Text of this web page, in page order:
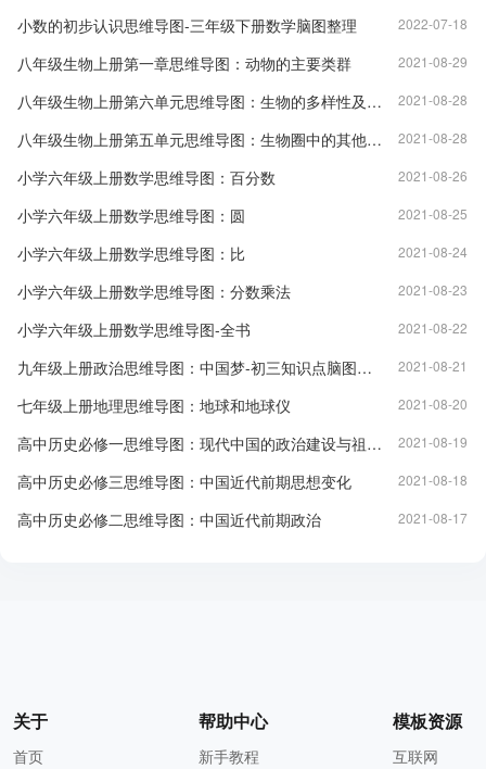
小数的初步认识思维导图-三年级下册数学脑图整理 2022-07-18
八年级生物上册第一章思维导图：动物的主要类群 2021-08-29
八年级生物上册第六单元思维导图：生物的多样性及其保护 2021-08-28
八年级生物上册第五单元思维导图：生物圈中的其他生物 2021-08-28
小学六年级上册数学思维导图：百分数 2021-08-26
小学六年级上册数学思维导图：圆 2021-08-25
小学六年级上册数学思维导图：比 2021-08-24
小学六年级上册数学思维导图：分数乘法 2021-08-23
小学六年级上册数学思维导图-全书 2021-08-22
九年级上册政治思维导图：中国梦-初三知识点脑图整理 2021-08-21
七年级上册地理思维导图：地球和地球仪 2021-08-20
高中历史必修一思维导图：现代中国的政治建设与祖国统一 2021-08-19
高中历史必修三思维导图：中国近代前期思想变化 2021-08-18
高中历史必修二思维导图：中国近代前期政治 2021-08-17
关于
首页
帮助中心
新手教程
模板资源
互联网